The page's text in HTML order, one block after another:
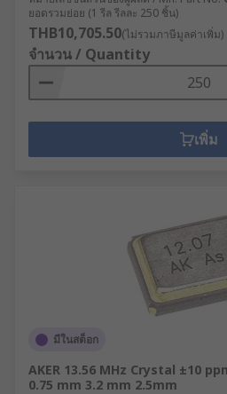
ยอดรวมย่อย (1 รีล รีลละ 250 ชิ้น)
THB10,705.50(ไม่รวมภาษีมูลค่าเพิ่ม)
จำนวน / Quantity
เพิ่ม
มีในสต็อก
AKER 13.56 MHz Crystal ±10
0.75 mm 3.2 mm 2.5mm